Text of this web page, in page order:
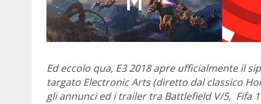
Ed eccolo qua, E3 2018 apre ufficialmente il
targato Electronic Arts (diretto dal classico
gli annunci ed i trailer tra Battlefield V/5, Fifa